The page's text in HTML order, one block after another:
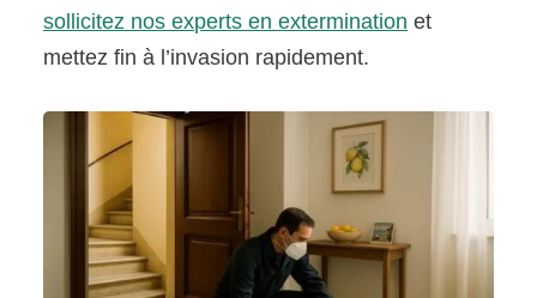
sollicitez nos experts en extermination et
mettez fin à l’invasion rapidement.